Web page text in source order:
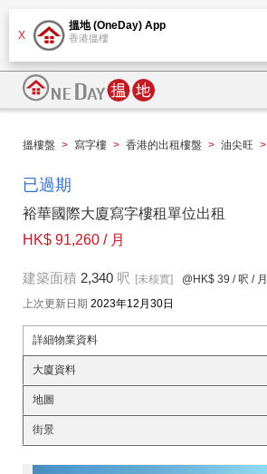
X
搵地 (OneDay) App
香港搵樓
搵樓盤 > 寫字樓 > 香港的出租樓盤 > 油尖旺 >
已過期
裕華國際大廈寫字樓租單位出租
HK$ 91,260 / 月
建築面積 2,340 呎 [未核實] @HK$ 39 / 呎 / 月
上次更新日期 2023年12月30日
詳細物業資料
大廈資料
地圖
街景